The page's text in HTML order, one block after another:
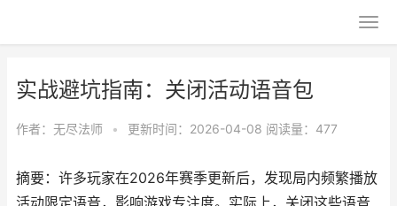
实战避坑指南：关闭活动语音包
作者： 无尽法师 • 更新时间：2026-04-08 阅读量：477
摘要：许多玩家在2026年赛季更新后，发现局内频繁播放